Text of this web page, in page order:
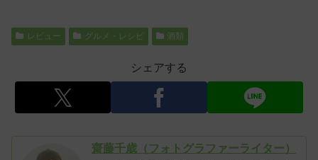
レビュー グルメ・レシピ 酒類
シェアする
齋藤千歳（フォトグラファーライター）